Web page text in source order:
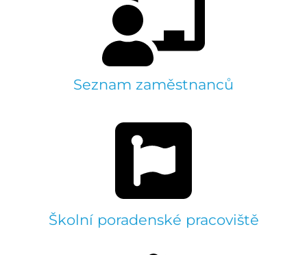
Seznam zaměstnanců
Školní poradenské pracoviště